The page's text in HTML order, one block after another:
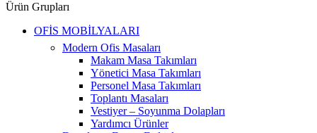
Ürün Grupları
OFİS MOBİLYALARI
Modern Ofis Masaları
Makam Masa Takımları
Yönetici Masa Takımları
Personel Masa Takımları
Toplantı Masaları
Vestiyer – Soyunma Dolapları
Yardımcı Ürünler